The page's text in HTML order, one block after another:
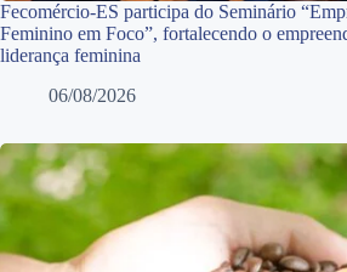
Fecomércio-ES participa do Seminário
Feminino em Foco”, fortalecendo o
liderança feminina
06/08/2026